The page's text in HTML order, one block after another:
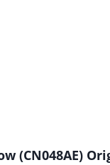
(CN048AE)